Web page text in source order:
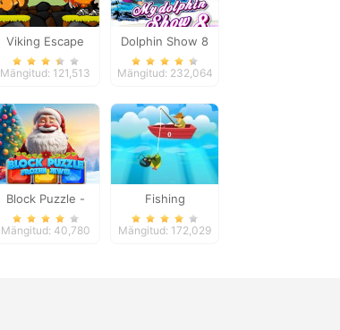
Viking Escape
Mängitud: 121,513
Dolphin Show 8
Mängitud: 232,064
Block Puzzle -
Frozen Jewel
Mängitud: 40,780
Fishing
Mängitud: 172,029